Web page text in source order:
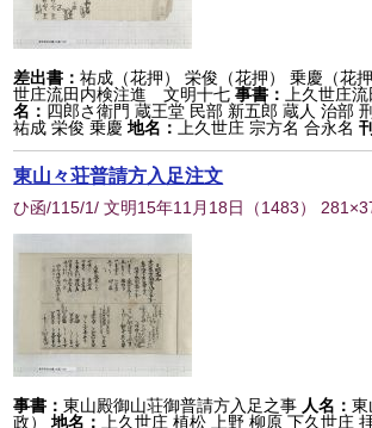
差出書：祐成（花押） 栄俊（花押） 乗慶（花押
世庄流田内検注進 文明十七 事書： 上久世庄
名： 四郎さ衛門 蔵王堂 民部 新五郎 蔵人 治部
祐成 栄俊 乗慶 地名： 上久世庄 宗方名 合永名
東山々荘普請方入足注文
ひ函/115/1/ 文明15年11月18日 （1483）
事書：東山殿御山荘御普請方入足之事 人名：東
政）
地名： 上久世庄 植松 上野 柳原 下久世庄